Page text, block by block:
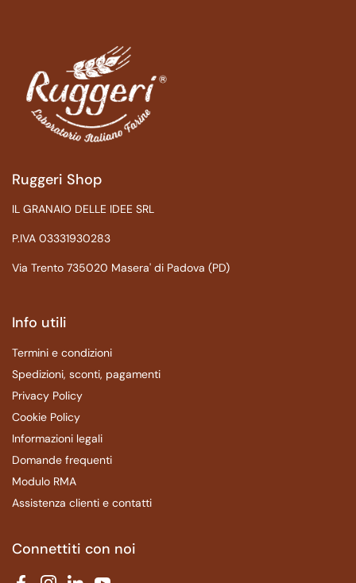
Ruggeri Shop
IL GRANAIO DELLE IDEE SRL
P.IVA 03331930283
Via Trento 735020 Masera' di Padova (PD)
Info utili
Termini e condizioni
Spedizioni, sconti, pagamenti
Privacy Policy
Cookie Policy
Informazioni legali
Domande frequenti
Modulo RMA
Assistenza clienti e contatti
Connettiti con noi